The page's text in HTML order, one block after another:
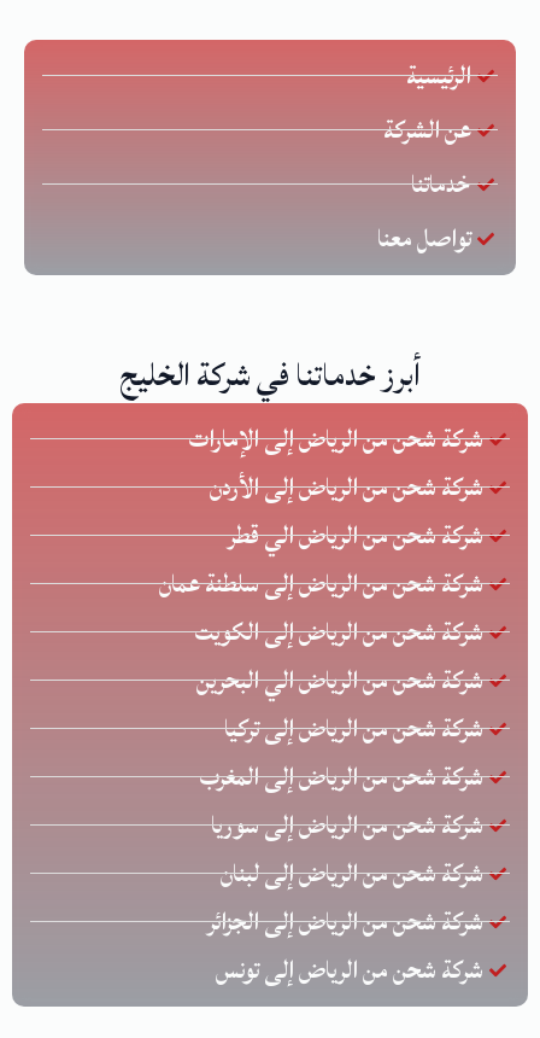
الرئيسية
عن الشركة
خدماتنا
تواصل معنا
أبرز خدماتنا في شركة الخليج
شركة شحن من الرياض إلى الإمارات
شركة شحن من الرياض إلى الأردن
شركة شحن من الرياض الي قطر
شركة شحن من الرياض إلى سلطنة عمان
شركة شحن من الرياض إلى الكويت
شركة شحن من الرياض الي البحرين
شركة شحن من الرياض إلى تركيا
شركة شحن من الرياض إلى المغرب
شركة شحن من الرياض إلى سوريا
شركة شحن من الرياض إلى لبنان
شركة شحن من الرياض إلى الجزائر
شركة شحن من الرياض إلى تونس